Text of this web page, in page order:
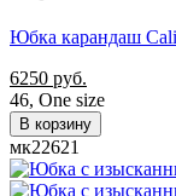
Юбка карандаш
6250 руб.
46, One size
В корзину
мк22621